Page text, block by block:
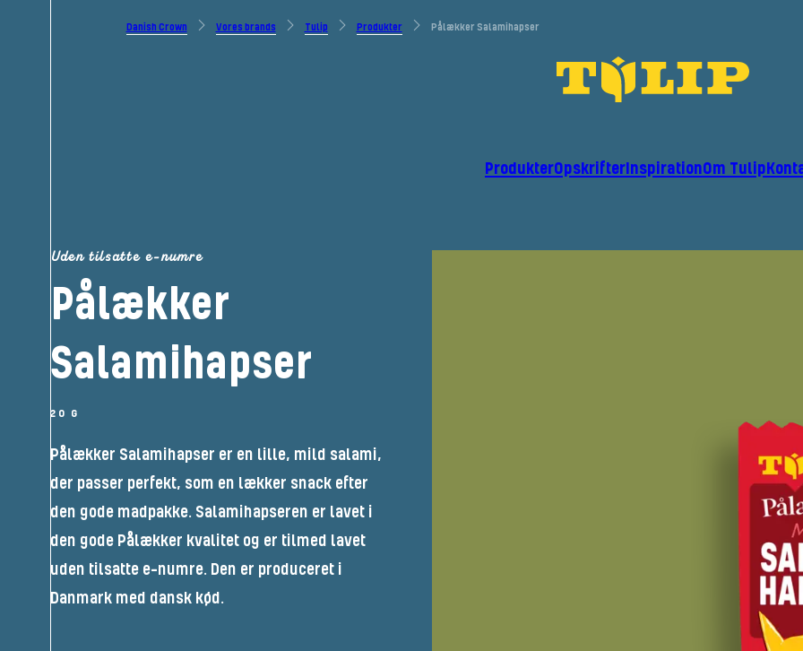
Danish Crown Vores brands Tulip Produkter Pålækker Salamihapser
ProdukterOpskrifterInspirationOm Tulip
Uden tilsatte e-numre
Pålækker
Salamihapser
20 G
Pålækker Salamihapser er en lille, mild salami,
der passer perfekt, som en lækker snack efter
den gode madpakke. Salamihapseren er lavet i
den gode Pålækker kvalitet og er tilmed lavet
uden tilsatte e-numre. Den er produceret i
Danmark med dansk kød.